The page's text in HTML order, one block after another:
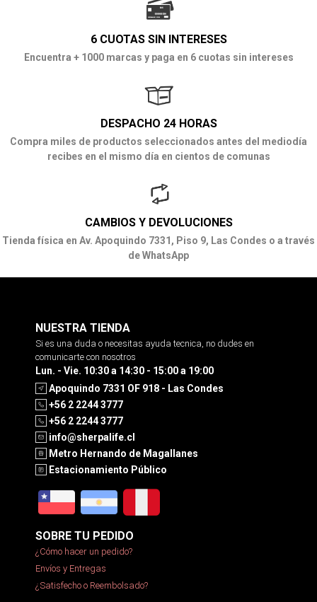
6 CUOTAS SIN INTERESES
Encuentra + 1000 marcas y paga en 6 cuotas sin intereses
DESPACHO 24 HORAS
Compra miles de productos seleccionados antes del mediodía
recibes en el mismo día en cientos de comunas
CAMBIOS Y DEVOLUCIONES
Tienda física en Av. Apoquindo 7331, Piso 9, Las Condes o a través
de WhatsApp
NUESTRA TIENDA
Si es una duda o necesitas ayuda tecnica, no dudes en
comunicarte con nosotros
Lun. - Vie. 10:30 a 14:30 - 15:00 a 19:00
Apoquindo 7331 OF 918 - Las Condes
+56 2 2244 3777
+56 2 2244 3777
info@sherpalife.cl
Metro Hernando de Magallanes
Estacionamiento Público
SOBRE TU PEDIDO
¿Cómo hacer un pedido?
Envíos y Entregas
¿Satisfecho o Reembolsado?